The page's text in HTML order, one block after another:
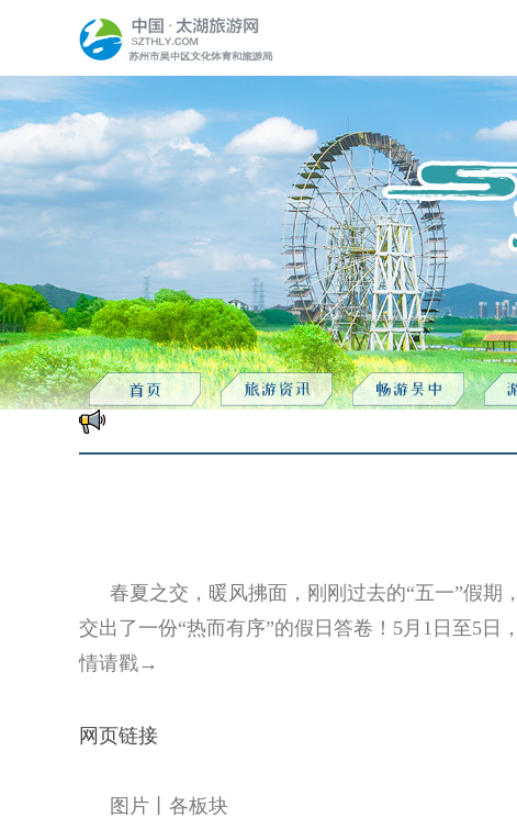
春夏之交，暖风拂面，刚刚过去的“五一”假期
交出了一份“热而有序”的假日答卷！5月1日至5
情请戳→
网页链接
图片丨各板块